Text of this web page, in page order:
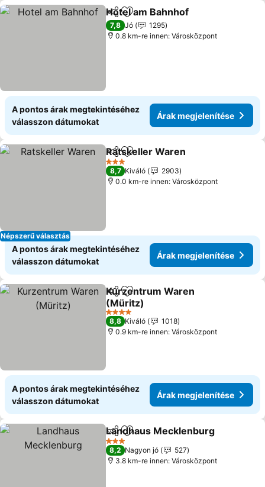
Megosztás
Hozzáadás a kedvencekhez
Hotel am Bahnhof
7,8 Jó
1295
0.8 km-re innen: Városközpont
A pontos árak megtekintéséhez
válasszon dátumokat
Árak megjelenítése
Népszerű választás
Megosztás
Hozzáadás a kedvencekhez
Ratskeller Waren
3 Kategória
8,7 Kiváló
2903
0.0 km-re innen: Városközpont
A pontos árak megtekintéséhez
válasszon dátumokat
Árak megjelenítése
Megosztás
Hozzáadás a kedvencekhez
Kurzentrum Waren
(Müritz)
Árak megjelenítése
4 Kategória
8,8 Kiváló
1018
0.9 km-re innen: Városközpont
A pontos árak megtekintéséhez
válasszon dátumokat
Árak megjelenítése
Megosztás
Hozzáadás a kedvencekhez
Landhaus Mecklenburg
3 Kategória
8,2 Nagyon jó
527
3.8 km-re innen: Városközpont